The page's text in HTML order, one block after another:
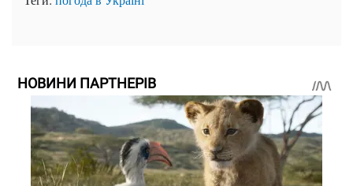
НОВИНИ ПАРТНЕРІВ